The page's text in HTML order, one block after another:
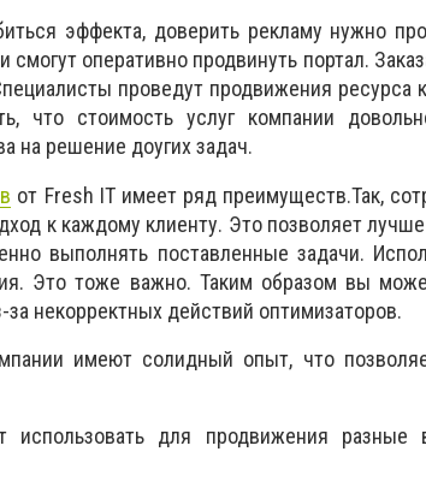
эффекта, доверить рекламу нужно
смогут оперативно продвинуть портал.
проведут продвижения ресурса
что стоимость услуг компании
на решение доугих задач.
от Fresh IT имеет ряд преимуществ.Так,
к каждому клиенту. Это позволяет
выполнять поставленные задачи.
Это тоже важно. Таким образом вы
за некорректных действий оптимизаторов.
имеют солидный опыт, что
использовать для продвижения разные